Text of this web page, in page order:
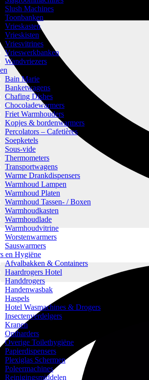
Slush Machines
Toonbanken
Vrieskasten
Vrieskisten
Vriesvitrines
Vrieswerkbanken
Wandvriezers
Bain Marie
Banketwagens
Chafing Dishes
Chocoladewarmers
Friet Warmhouders
Kopjes & bordenwarmers
Percolators – Cafetières
Soepketels
Sous-vide
Thermometers
Transportwagens
Warme Drankdispensers
Warmhoud Lampen
Warmhoud Platen
Warmhoud Tassen- / Boxen
Warmhoudkasten
Warmhoudlade
Warmhoudvitrine
Worstenwarmers
Sauswarmers
en Hygiëne
Afvalbakken & Containers
Haardrogers Hotel
Handdrogers
Handenwasbak
Haspels
Hotel Wasmachines & Drogers
Insectenverdelgers
Kranen
Ontharders
Overige Toilethygiëne
Papierdispensers
Plexiglas Schermen
Poleermachines
Reinigingsmiddelen